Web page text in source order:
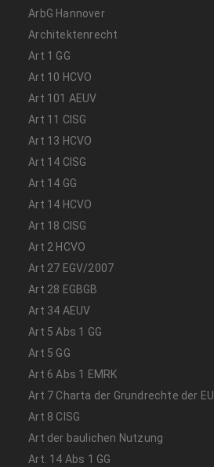
ArbG Hannover
Architektenrecht
Art 1 GG
Art 10 HCVO
Art 101 AEUV
Art 11 CISG
Art 13 HCVO
Art 14 CISG
Art 14 GG
Art 14 HCVO
Art 18 CISG
Art 2 HCVO
Art 27 EGV/2007
Art 28 EGBGB
Art 34 AEUV
Art 5 Abs 1 GG
Art 5 GG
Art 6 Abs 1 EMRK
Art 7 Charta der Grundrechte der EU
Art 8 CISG
Art der baulichen Nutzung
Art. 14 Abs 1 GG